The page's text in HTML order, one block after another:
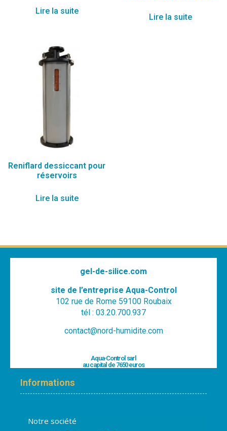
Lire la suite
Lire la suite
Reniflard dessiccant pour
réservoirs
Lire la suite
gel-de-silice.com
site de l’entreprise Aqua-Control
102 rue de Rome 59100 Roubaix
tél : 03.20.700.937
contact@nord-humidite.com
Aqua-Control sarl
au capital de 7650 euros
Informations
Notre société